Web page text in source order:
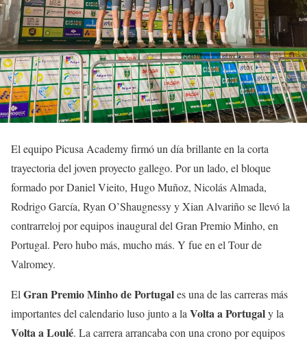
El equipo Picusa Academy firmó un día brillante en la corta
trayectoria del joven proyecto gallego. Por un lado, el bloque
formado por Daniel Vieito, Hugo Muñoz, Nicolás Almada,
Rodrigo García, Ryan O’Shaugnessy y Xian Alvariño se llevó la
contrarreloj por equipos inaugural del Gran Premio Minho, en
Portugal. Pero hubo más, mucho más. Y fue en el Tour de
Valromey.
El Gran Premio Minho de Portugales una de las carreras más
importantes del calendario luso junto a la Volta a Portugaly la
Volta a Loulé. La carrera arrancaba con una crono por equipos